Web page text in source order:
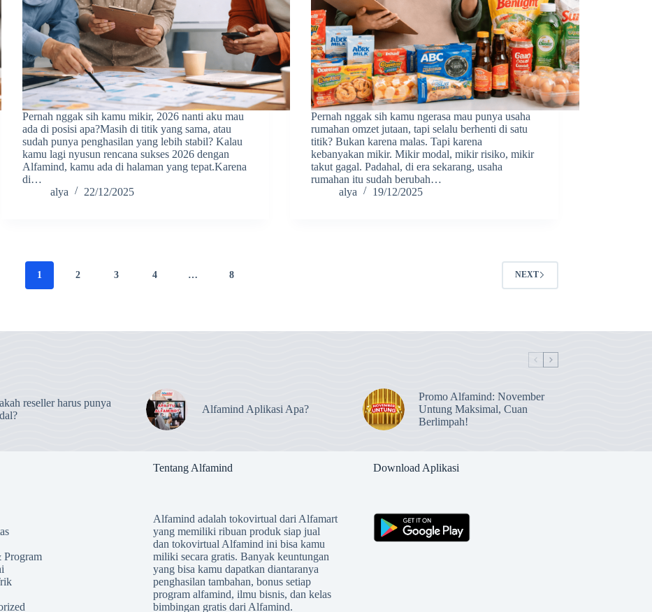
Pernah nggak sih kamu mikir, 2026 nanti aku mau
ada di posisi apa?Masih di titik yang sama, atau
sudah punya penghasilan yang lebih stabil? Kalau
kamu lagi nyusun rencana sukses 2026 dengan
Alfamind, kamu ada di halaman yang tepat.Karena
di…
alya
22/12/2025
Pernah nggak sih kamu ngerasa mau punya usaha
rumahan omzet jutaan, tapi selalu berhenti di satu
titik? Bukan karena malas. Tapi karena
kebanyakan mikir. Mikir modal, mikir risiko, mikir
takut gagal. Padahal, di era sekarang, usaha
rumahan itu sudah berubah…
alya
19/12/2025
1 2 3 4 … 8 NEXT
reseller harus punya
Alfamind Aplikasi Apa?
Promo Alfamind: November
Untung Maksimal, Cuan
Berlimpah!
Program
Tentang Alfamind
Alfamind adalah tokovirtual dari Alfamart
yang memiliki ribuan produk siap jual
dan tokovirtual Alfamind ini bisa kamu
miliki secara gratis. Banyak keuntungan
yang bisa kamu dapatkan diantaranya
penghasilan tambahan, bonus setiap
program alfamind, ilmu bisnis, dan kelas
bimbingan gratis dari Alfamind.
Download Aplikasi